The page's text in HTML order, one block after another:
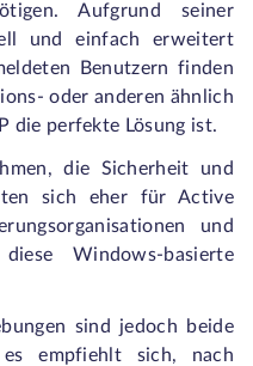
Aufgrund seiner
und einfach erweitert
Benutzern finden
oder anderen ähnlich
die perfekte Lösung ist.
die Sicherheit und
sich eher für Active
und
Windows-basierte
sind jedoch beide
empfiehlt sich, nach